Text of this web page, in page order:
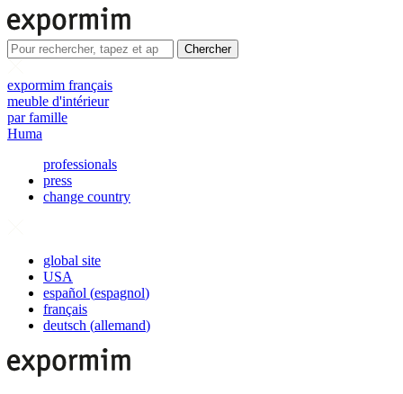
Chercher
expormim français
meuble d'intérieur
par famille
Huma
professionals
press
change country
global site
USA
español (espagnol)
français
deutsch (allemand)